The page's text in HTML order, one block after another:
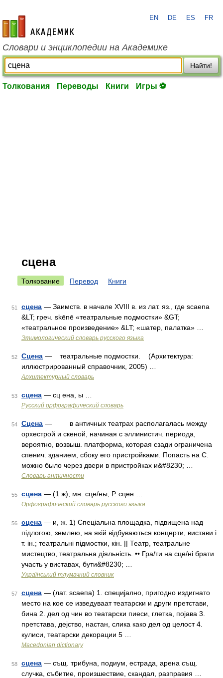
academic.ru
EN DE ES FR
Словари и энциклопедии на Академике
Найти!
Толкования Переводы Книги Игры ⚽
сцена
Толкование Перевод Книги
51 сцена — Заимств. в начале XVIII в. из лат. яз., где scaena
&LT; греч. skēnē «театральные подмостки» &GT;
«театральное произведение» &LT; «шатер, палатка» …
Этимологический словарь русского языка
52 Сцена — театральные подмостки. (Архитектура:
иллюстрированный справочник, 2005) …
Архитектурный словарь
53 сцена — сц ена, ы …
Русский орфографический словарь
54 Сцена — в античных театрах располагалась между
орхестрой и скеной, начиная с эллинистич. периода,
вероятно, возвыш. платформа, которая сзади ограничена
спенич. зданием, сбоку его пристройками. Попасть на С.
можно было через двери в пристройках и&#8230; …
Словарь античности
55 сцена — (1 ж); мн. сце/ны, Р. сцен …
Орфографический словарь русского языка
56 сцена — и, ж. 1) Спеціальна площадка, підвищена над
підлогою, землею, на якій відбуваються концерти, вистави і
т. ін.; театральні підмостки, кін. || Театр, театральне
мистецтво, театральна діяльність. •• Гра/ти на сце/ні брати
участь у виставах, бути&#8230; …
Український тлумачний словник
57 сцена — (лат. ѕсаепа) 1. специјално, пригодно издигнато
место на кое се изведуваат театарски и други претстави,
бина 2. дел од чин во театарски пиеси, глетка, појава 3.
претстава, дејство, настан, слика како дел од целост 4.
кулиси, театарски декорации 5 …
Macedonian dictionary
58 сцена — същ. трибуна, подиум, естрада, арена същ.
случка, събитие, произшествие, скандал, разправия …